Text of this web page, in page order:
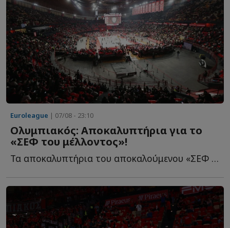
Euroleague | 07/08 - 23:10
Ολυμπιακός: Αποκαλυπτήρια για το
«ΣΕΦ του μέλλοντος»!
Τα αποκαλυπτήρια του αποκαλούμενου «ΣΕΦ του μέλλοντος» θ...